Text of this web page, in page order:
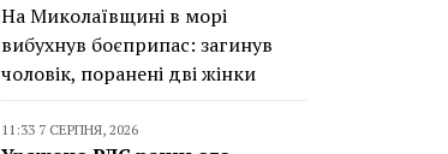
На Миколаївщині в морі
вибухнув боєприпас: загинув
чоловік, поранені дві жінки
11:33 7 СЕРПНЯ, 2026